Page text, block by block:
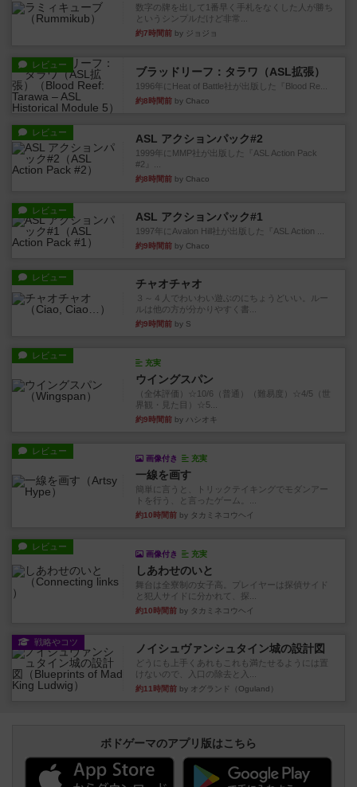
数字の牌を出して1番早く手札をなくした人が勝ち
というシンプルだけど非常...
約7時間前 by ジョジョ
レビュー
ブラッドリーフ：タラワ（ASL拡張）
1996年にHeat of Battle社が出版した『Blood Re...
約8時間前 by Chaco
レビュー ASL アクションパック#2
1999年にMMP社が出版した『ASL Action Pack
#2』...
約8時間前 by Chaco
レビュー ASL アクションパック#1
1997年にAvalon Hill社が出版した『ASL Action ...
約9時間前 by Chaco
レビュー チャオチャオ
３～４人でわいわい遊ぶのにちょうどいい。ルー
ルは他の方が分かりやすく書...
約9時間前 by S
レビュー
充実
ウイングスパン
（全体評価）☆10/6（普通）（難易度）☆4/5（世
界観・見た目）☆5...
約9時間前 by ハシオキ
レビュー
画像付き 充実
一線を画す
簡単に言うと、トリックテイキングでモダンアー
トを行う、と言ったゲーム。...
約10時間前 by タカミネコウヘイ
レビュー
画像付き 充実
しあわせのいと
舞台は全寮制の女子高。プレイヤーは探偵サイド
と犯人サイドに分かれて、探...
約10時間前 by タカミネコウヘイ
戦略やコツ ノイシュヴァンシュタイン城の設計図
どうにも上手くあれもこれも満たせるようには置
けないので、入口の除去と入...
約11時間前 by オグランド（Oguland）
ボドゲーマのアプリ版はこちら